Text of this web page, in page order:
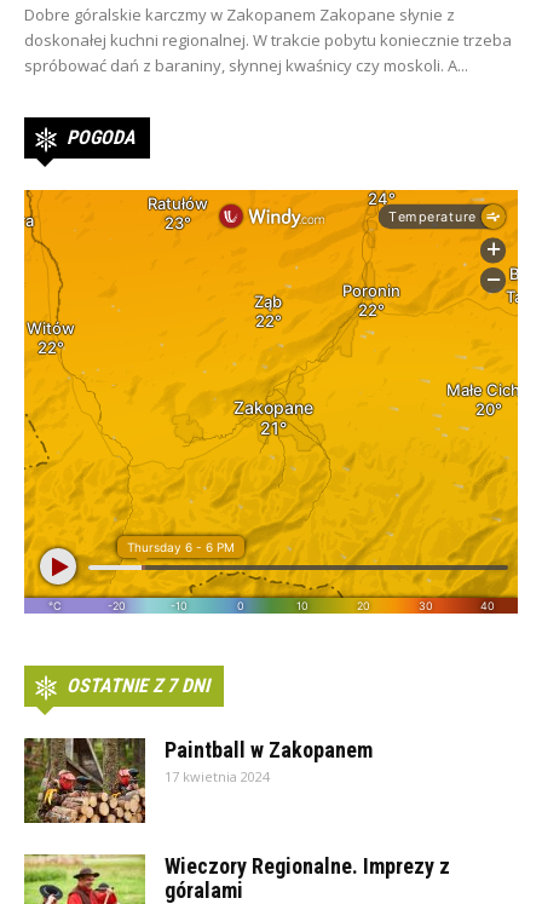
Dobre góralskie karczmy w Zakopanem Zakopane słynie z
doskonałej kuchni regionalnej. W trakcie pobytu koniecznie trzeba
spróbować dań z baraniny, słynnej kwaśnicy czy moskoli. A...
POGODA
OSTATNIE Z 7 DNI
Paintball w Zakopanem
17 kwietnia 2024
Wieczory Regionalne. Imprezy z
góralami